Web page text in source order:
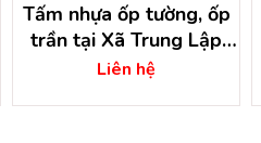
Tấm nhựa ốp tường, ốp
trần tại Xã Trung Lập
Thượng – Huyện Củ Chi
Liên hệ